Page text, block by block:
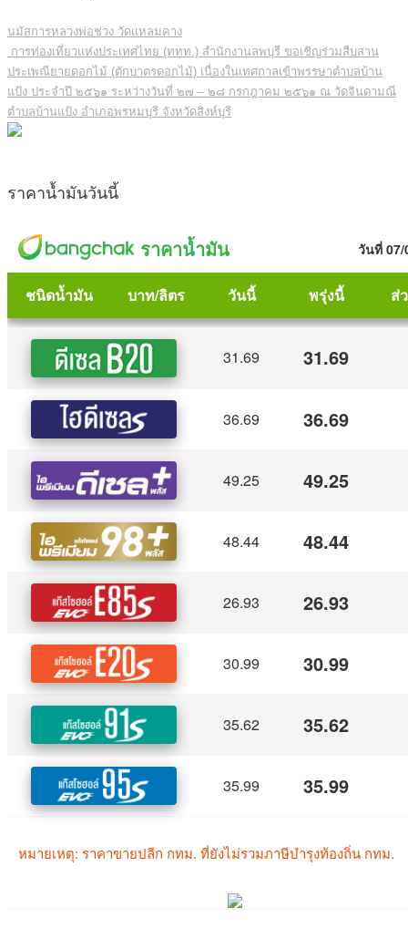
นมัสการหลวงพ่อช่วง วัดแหลมคาง
การท่องเที่ยวแห่งประเทศไทย (ททท.) สำนักงานลพบุรี ขอเชิญร่วมสืบสาน
ประเพณียายดอกไม้ (ตักบาตรดอกไม้) เนื่องในเทศกาลเข้าพรรษาตำบลบ้าน
แป้ง ประจำปี ๒๕๖๑ ระหว่างวันที่ ๒๗ – ๒๘ กรกฎาคม ๒๕๖๑ ณ วัดจินดามณี
ตำบลบ้านแป้ง อำเภอพรหมบุรี จังหวัดสิงห์บุรี
ราคาน้ำมันวันนี้